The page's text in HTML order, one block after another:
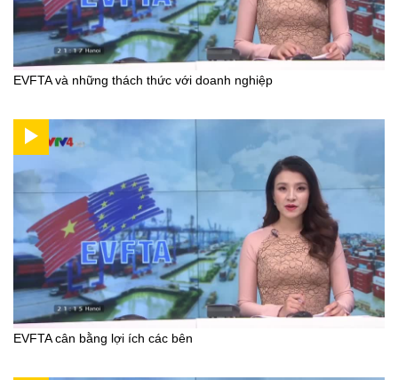
EVFTA và những thách thức với doanh nghiệp
EVFTA cân bằng lợi ích các bên